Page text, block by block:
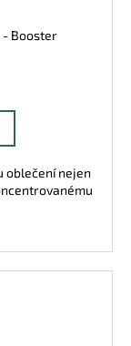
- Booster
oblečení nejen